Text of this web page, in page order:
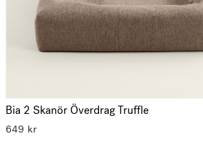
Bia 2 Skanör Överdrag Truffle
649 kr